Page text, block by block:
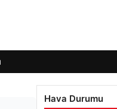
Hava Durumu